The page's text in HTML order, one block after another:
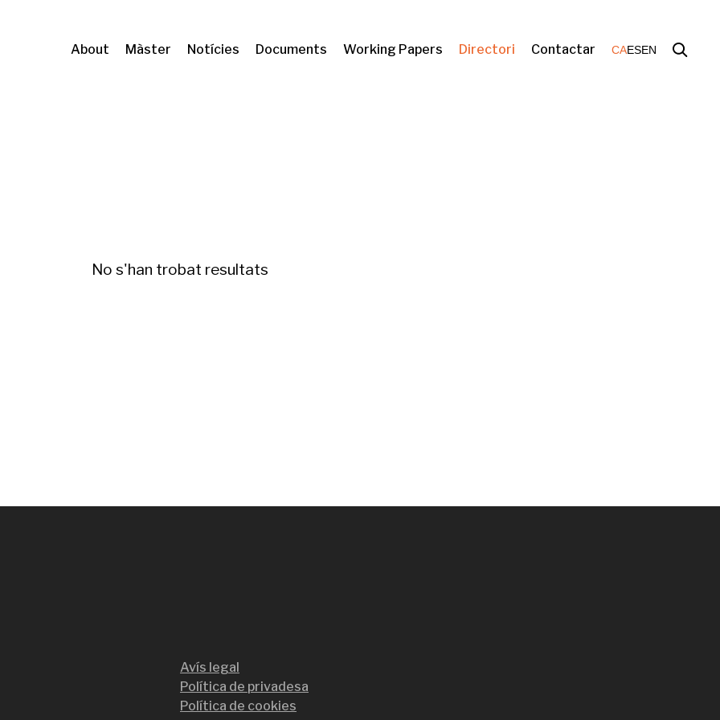
About Màster Notícies Documents Working Papers Directori Contactar CAESEN
No s'han trobat resultats
Avís legal
Política de privadesa
Política de cookies